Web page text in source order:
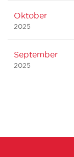
Oktober
2025
September
2025